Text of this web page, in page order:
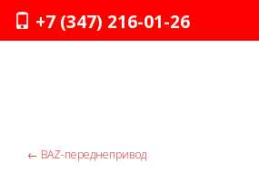
+7 (347) 216-01-26
← ВАZ-переднепривод